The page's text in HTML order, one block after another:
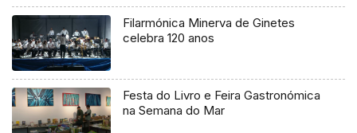
Filarmónica Minerva de Ginetes
celebra 120 anos
Festa do Livro e Feira Gastronómica
na Semana do Mar